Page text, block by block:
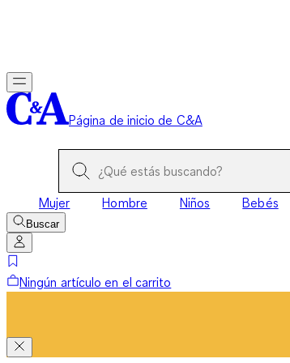
Página de inicio de C&A
Mujer Hombre Niños Bebés
Buscar
Ningún artículo en el carrito